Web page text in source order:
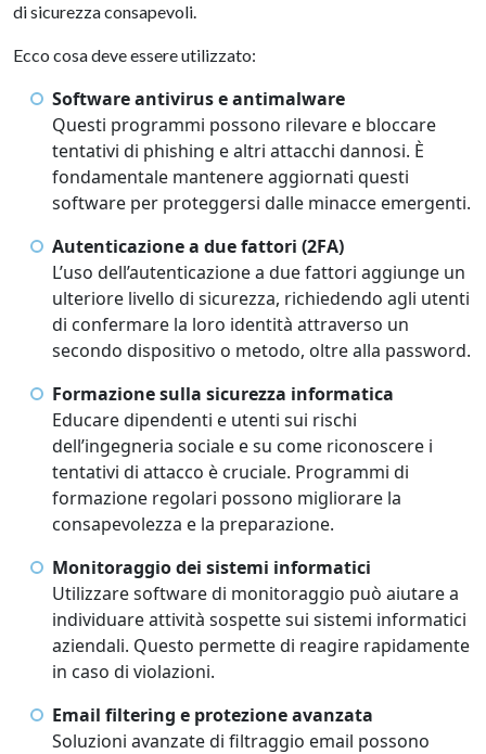
di sicurezza consapevoli.
Ecco cosa deve essere utilizzato:
Software antivirus e antimalware
Questi programmi possono rilevare e bloccare
tentativi di phishing e altri attacchi dannosi. È
fondamentale mantenere aggiornati questi
software per proteggersi dalle minacce emergenti.
Autenticazione a due fattori (2FA)
L’uso dell’autenticazione a due fattori aggiunge un
ulteriore livello di sicurezza, richiedendo agli utenti
di confermare la loro identità attraverso un
secondo dispositivo o metodo, oltre alla password.
Formazione sulla sicurezza informatica
Educare dipendenti e utenti sui rischi
dell’ingegneria sociale e su come riconoscere i
tentativi di attacco è cruciale. Programmi di
formazione regolari possono migliorare la
consapevolezza e la preparazione.
Monitoraggio dei sistemi informatici
Utilizzare software di monitoraggio può aiutare a
individuare attività sospette sui sistemi informatici
aziendali. Questo permette di reagire rapidamente
in caso di violazioni.
Email filtering e protezione avanzata
Soluzioni avanzate di filtraggio email possono